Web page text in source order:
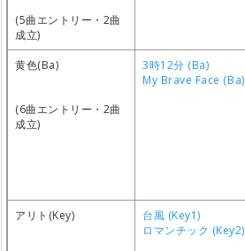
(5曲エントリー・2曲
成立)
黄色(Ba)
(6曲エントリー・2曲
成立)
3時12分 (Ba)
My Brave Face (Ba)
アリト(Key)
台風 (Key1)
ロマンチック (Key2)